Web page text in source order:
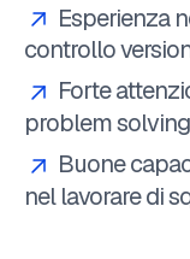
Esperienza
controllo
Forte
problem solving
Buone
nel lavorare di